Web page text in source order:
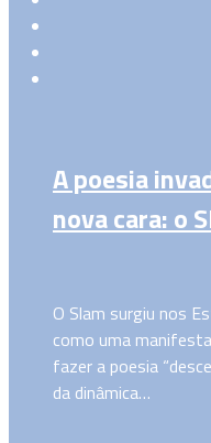
A poesia
nova cara: o
O Slam surgiu nos
como uma
fazer a poesia
da dinâmica…